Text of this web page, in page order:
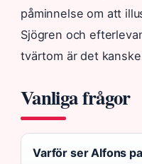
påminnelse om att
Sjögren och
tvärtom är det
Vanliga frågor
Varför ser Alfons